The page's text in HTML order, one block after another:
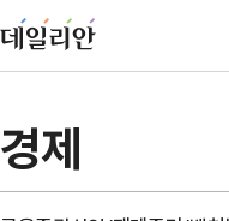
경제